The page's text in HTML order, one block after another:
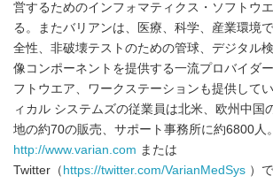
営するためのインフォマティクス・ソフトウ
る。またバリアンは、医療、科学、産業環境
全性、非破壊テストのための管球、デジタル
像コンポーネントを提供する一流プロバイダ
フトウエア、ワークステーションも提供して
ィカル システムズの従業員は北米、欧州中国
地の約70の販売、サポート事務所に約6800人
http://www.varian.com または
Twitter（ https://twitter.com/VarianMedSys ）